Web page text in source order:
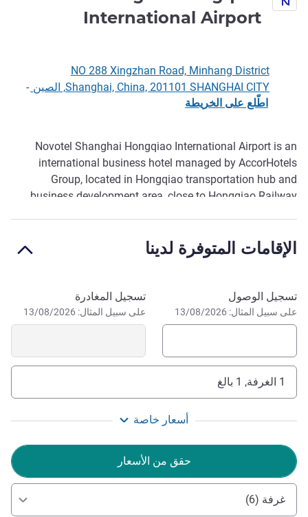
International Airport
NO 288 Xingzhan Road, Minhang District
Shanghai, China, 201101 SHANGHAI CITY, الصين
-
اطّلع على الخريطة
الوصف
Novotel Shanghai Hongqiao International Airport is an
international business hotel managed by AccorHotels
Group, located in Hongqiao transportation hub and
business development area, close to Hongqiao Railway
Station of Metro Line 9 and Hangzhong Road station of
Metro Line 10.
الإقامات المتوفرة لدينا
احجز في هذا الفندق
تسجيل الوصول
على سبيل المثال: 13/08/2026
تسجيل المغادرة
على سبيل المثال: 13/08/2026
1 الغرفة, 1 بالغ
أسعار خاصة
حقق من الأسعار
غرفة (6)